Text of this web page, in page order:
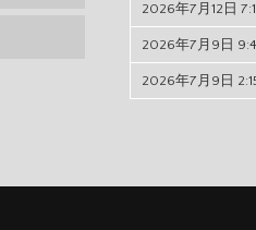
2026年7月12日
2026年7月9日
2026年7月9日